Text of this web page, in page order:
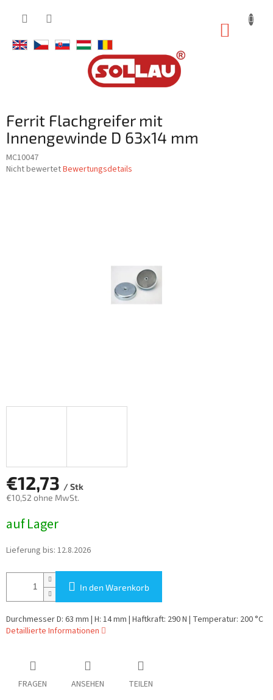
Ferrit Flachgreifer mit
Innengewinde D 63x14 mm
MC10047
Die
Nicht bewertetBewertungsdetails
€12,73 / Stk
€10,52 ohne MwSt.
auf Lager
Lieferung bis: 12.8.2026
In den Warenkorb
Durchmesser D: 63 mm | H: 14 mm | Haftkraft: 290 N | Temperatur: 200 °C
Detaillierte Informationen
FRAGEN ANSEHEN TEILEN